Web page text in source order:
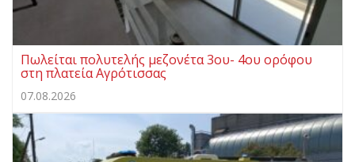
Πωλείται πολυτελής μεζονέτα 3ου- 4ου ορόφου
στη πλατεία Αγρότισσας
07.08.2026